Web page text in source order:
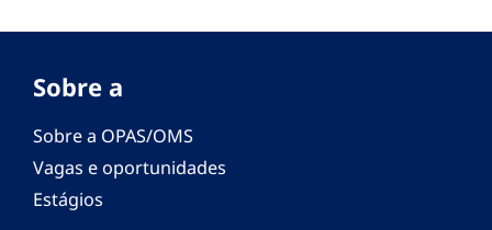
Sobre a
Sobre a OPAS/OMS
Vagas e oportunidades
Estágios